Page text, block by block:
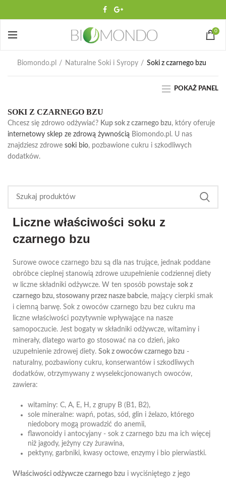
0
Biomondo.pl Naturalne Soki i Syropy Soki z czarnego bzu
POKAŻ PANEL
SOKI Z CZARNEGO BZU
Chcesz się zdrowo odżywiać? Kup sok z czarnego bzu, który oferuje
internetowy sklep ze zdrową żywnością Biomondo.pl. U nas
znajdziesz zdrowe soki bio, pozbawione cukru i szkodliwych
dodatków.
Liczne właściwości soku z
czarnego bzu
Surowe owoce czarnego bzu są dla nas trujące, jednak poddane
obróbce cieplnej stanowią zdrowe uzupełnienie codziennej diety
w liczne składniki odżywcze. W ten sposób powstaje sok z
czarnego bzu, stosowany przez nasze babcie, mający cierpki smak
i ciemną barwę. Sok z owoców czarnego bzu bez cukru ma
liczne właściwości pozytywnie wpływające na nasze
samopoczucie. Jest bogaty w składniki odżywcze, witaminy i
minerały, dlatego warto go stosować na co dzień, jako
uzupełnienie zdrowej diety. Sok z owoców czarnego bzu -
naturalny, pozbawiony cukru, konserwantów i szkodliwych
dodatków, otrzymywany z wyselekcjonowanych owoców,
zawiera:
witaminy: C, A, E, H, z grupy B (B1, B2),
sole mineralne: wapń, potas, sód, glin i żelazo, którego
niedobory mogą prowadzić do anemii,
flawonoidy i antocyjany - sok z czarnego bzu ma ich więcej
niż jagody, jeżyny czy żurawina,
pektyny, garbniki, kwasy octowe, enzymy i bio pierwiastki.
Właściwości odżywcze czarnego bzu i wyciśniętego z jego